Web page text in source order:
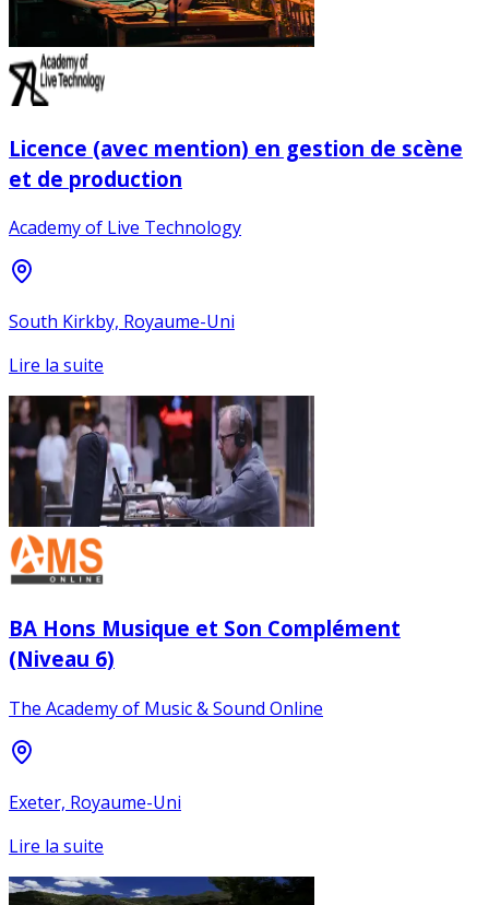
Licence (avec mention) en gestion de scène
et de production
Academy of Live Technology
South Kirkby, Royaume-Uni
Lire la suite
BA Hons Musique et Son Complément
(Niveau 6)
The Academy of Music & Sound Online
Exeter, Royaume-Uni
Lire la suite